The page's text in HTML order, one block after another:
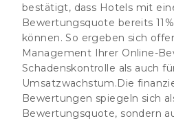
bestätigt, dass Hotels mit
Bewertungsquote bereits
können. So ergeben sich
Management Ihrer Online-
Schadenskontrolle als auch
Umsatzwachstum.Die
Bewertungen spiegeln sich
Bewertungsquote, sondern